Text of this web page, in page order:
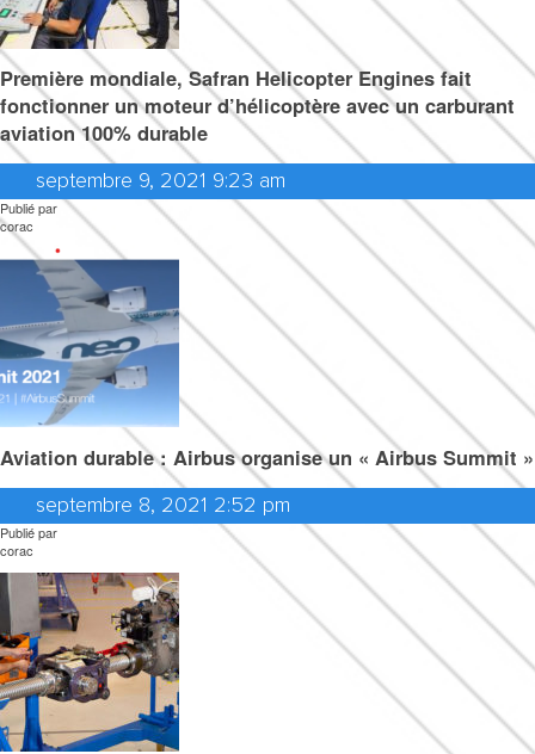
Première mondiale, Safran Helicopter Engines fait
fonctionner un moteur d’hélicoptère avec un carburant
aviation 100% durable
septembre 9, 2021 9:23 am
Publié par
corac
Aviation durable : Airbus organise un « Airbus Summit »
septembre 8, 2021 2:52 pm
Publié par
corac